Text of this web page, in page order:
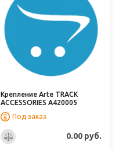
Крепление Arte TRACK
ACCESSORIES A420005
Под заказ
0.00 руб.